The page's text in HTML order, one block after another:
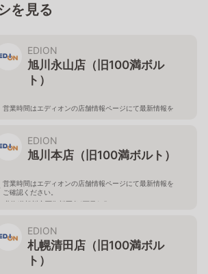
を見る
EDION
旭川永山店（旧100満ボル
ト）
営業時間はエディオンの店舗情報ページにて最新情報を
EDION
旭川本店（旧100満ボルト）
営業時間はエディオンの店舗情報ページにて最新情報を
ご確認ください。
北海道旭川市西御料五条1丁目1-5
EDION
札幌清田店（旧100満ボル
ト）